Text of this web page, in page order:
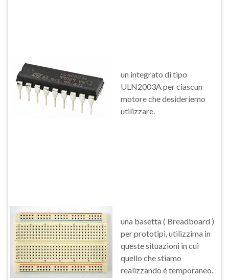
un integrato di tipo
ULN2003A per ciascun
motore che desideriemo
utilizzare.
una basetta ( Breadboard )
per prototipi, utilizzima in
queste situazioni in cui
quello che stiamo
realizzando è temporaneo.